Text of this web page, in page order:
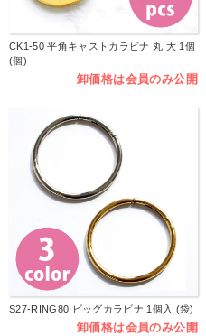
CK1-50 平角キャストカラビナ 丸 大 1個
(個)
卸価格は会員のみ公開
S27-RING80 ビッグカラビナ 1個入 (袋)
卸価格は会員のみ公開